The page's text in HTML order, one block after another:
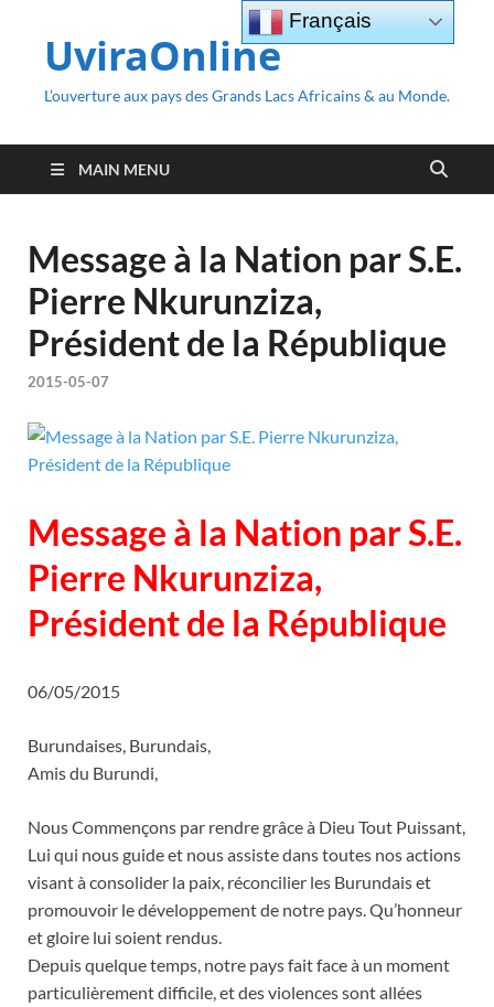
UviraOnline
L’ouverture aux pays des Grands Lacs Africains & au Monde.
MAIN MENU
Message à la Nation par S.E.
Pierre Nkurunziza,
Président de la République
2015-05-07
Message à la Nation par S.E.
Pierre Nkurunziza,
Président de la République
06/05/2015
Burundaises, Burundais,
Amis du Burundi,
Nous Commençons par rendre grâce à Dieu Tout Puissant,
Lui qui nous guide et nous assiste dans toutes nos actions
visant à consolider la paix, réconcilier les Burundais et
promouvoir le développement de notre pays. Qu’honneur
et gloire lui soient rendus.
Depuis quelque temps, notre pays fait face à un moment
particulièrement difficile, et des violences sont allées
Français